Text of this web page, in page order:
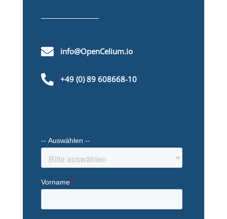
 info@OpenCelium.io
 +49 (0) 89 608668-10